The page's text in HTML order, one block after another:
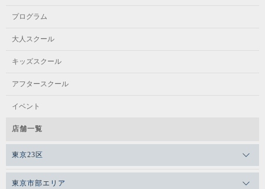
プログラム
大人スクール
キッズスクール
アフタースクール
イベント
店舗一覧
東京23区
東京市部エリア